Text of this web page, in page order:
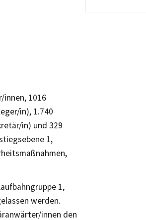
innen, 1016
in), 1.740
in) und 329
1,
1,
werden.
innen den